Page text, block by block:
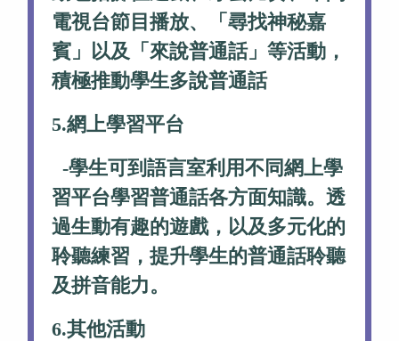
電視台節目播放、「尋找神秘嘉
賓」以及「來說普通話」等活動，
積極推動學生多說普通話
5.網上學習平台
-學生可到語言室利用不同網上學
習平台學習普通話各方面知識。透
過生動有趣的遊戲，以及多元化的
聆聽練習，提升學生的普通話聆聽
及拼音能力。
6.其他活動